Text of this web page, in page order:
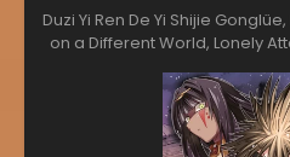
Duzi Yi Ren De Yi Shijie
on a Different World, Lonely
одиночку против другого мира,
一人的异世界攻略, 獨自一人的異